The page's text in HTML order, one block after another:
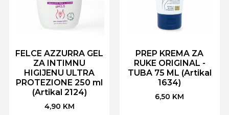
FELCE AZZURRA GEL
ZA INTIMNU
HIGIJENU ULTRA
PROTEZIONE 250 ml
(Artikal 2124)
4,90 KM
PREP KREMA ZA
RUKE ORIGINAL -
TUBA 75 ML (Artikal
1634)
6,50 KM